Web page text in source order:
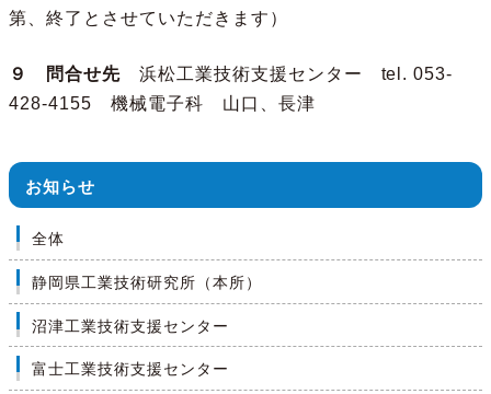
第、終了とさせていただきます）
９ 問合せ先浜松工業技術支援センター tel. 053-
428-4155 機械電子科 山口、長津
お知らせ
全体
静岡県工業技術研究所（本所）
沼津工業技術支援センター
富士工業技術支援センター